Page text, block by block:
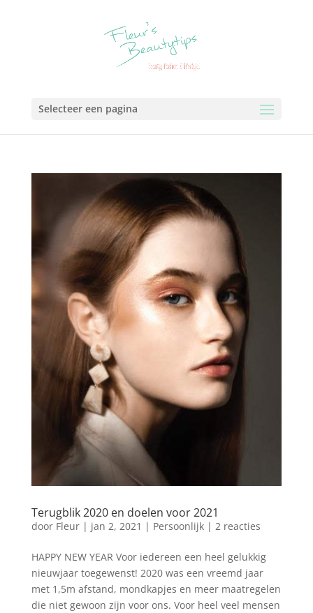
Selecteer een pagina
Terugblik 2020 en doelen voor 2021
door Fleur| jan 2, 2021 | Persoonlijk| 2 reacties
HAPPY NEW YEAR Voor iedereen een heel gelukkig
nieuwjaar toegewenst! 2020 was een vreemd jaar
met 1,5m afstand, mondkapjes en meer maatregelen
die niet gewoon zijn voor ons. Voor heel veel mensen